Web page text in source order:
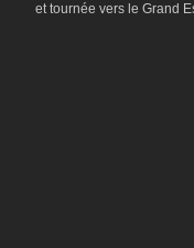
et tournée vers le Grand